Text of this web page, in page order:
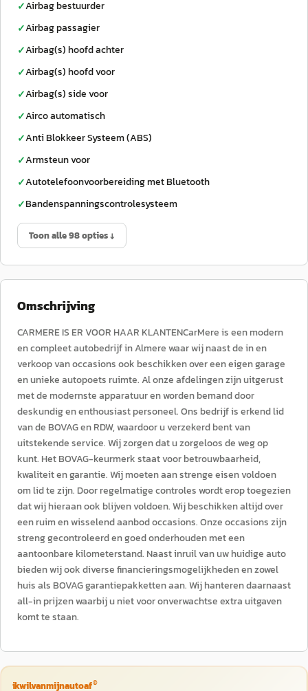
✓Airbag bestuurder
✓Airbag passagier
✓Airbag(s) hoofd achter
✓Airbag(s) hoofd voor
✓Airbag(s) side voor
✓Airco automatisch
✓Anti Blokkeer Systeem (ABS)
✓Armsteun voor
✓Autotelefoonvoorbereiding met Bluetooth
✓Bandenspanningscontrolesysteem
Toon alle 98 opties ↓
Omschrijving
CARMERE IS ER VOOR HAAR KLANTENCarMere is een modern
en compleet autobedrijf in Almere waar wij naast de in en
verkoop van occasions ook beschikken over een eigen garage
en unieke autopoets ruimte. Al onze afdelingen zijn uitgerust
met de modernste apparatuur en worden bemand door
deskundig en enthousiast personeel. Ons bedrijf is erkend lid
van de BOVAG en RDW, waardoor u verzekerd bent van
uitstekende service. Wij zorgen dat u zorgeloos de weg op
kunt. Het BOVAG-keurmerk staat voor betrouwbaarheid,
kwaliteit en garantie. Wij moeten aan strenge eisen voldoen
om lid te zijn. Door regelmatige controles wordt erop toegezien
dat wij hieraan ook blijven voldoen. Wij beschikken altijd over
een ruim en wisselend aanbod occasions. Onze occasions zijn
streng gecontroleerd en goed onderhouden met een
aantoonbare kilometerstand. Naast inruil van uw huidige auto
bieden wij ook diverse financieringsmogelijkheden en zowel
huis als BOVAG garantiepakketten aan. Wij hanteren daarnaast
all-in prijzen waarbij u niet voor onverwachtse extra uitgaven
komt te staan.
ikwilvanmijnautoaf®